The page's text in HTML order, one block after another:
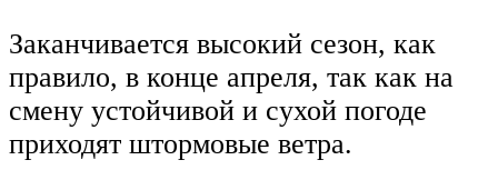
Заканчивается высокий сезон, как
правило, в конце апреля, так как на
смену устойчивой и сухой погоде
приходят штормовые ветра.